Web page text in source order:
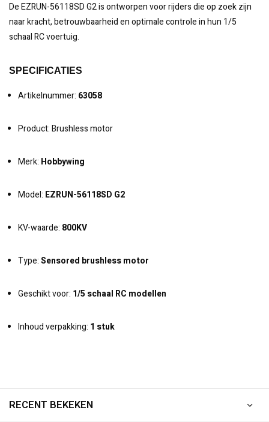
De EZRUN-56118SD G2 is ontworpen voor rijders die op zoek zijn
naar kracht, betrouwbaarheid en optimale controle in hun 1/5
schaal RC voertuig.
SPECIFICATIES
Artikelnummer: 63058
Product: Brushless motor
Merk: Hobbywing
Model: EZRUN-56118SD G2
KV-waarde: 800KV
Type:Sensored brushless motor
Geschikt voor: 1/5 schaal RC modellen
Inhoud verpakking: 1 stuk
RECENT BEKEKEN